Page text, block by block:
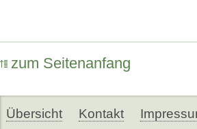
zum Seitenanfang
Übersicht Kontakt